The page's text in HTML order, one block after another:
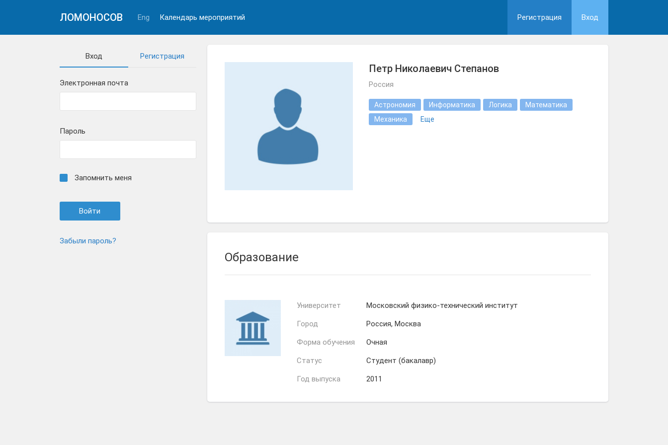
ЛОМОНОСОВ Eng Календарь мероприятий Регистрация Вход
Вход Регистрация
Электронная почта
Пароль
Запомнить меня
Забыли пароль?
Петр Николаевич Степанов
Россия
Астрономия Информатика Логика
Математика
Механика
Еще
Образование
Университет Московский физико-технический институт
Город Россия, Москва
Форма обучения Очная
Статус Студент (бакалавр)
Год выпуска 2011